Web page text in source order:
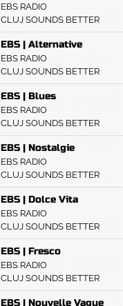
EBS RADIO
CLUJ SOUNDS BETTER
EBS | Alternative
EBS RADIO
CLUJ SOUNDS BETTER
EBS | Blues
EBS RADIO
CLUJ SOUNDS BETTER
EBS | Nostalgie
EBS RADIO
CLUJ SOUNDS BETTER
EBS | Dolce Vita
EBS RADIO
CLUJ SOUNDS BETTER
EBS | Fresco
EBS RADIO
CLUJ SOUNDS BETTER
EBS | Nouvelle Vague